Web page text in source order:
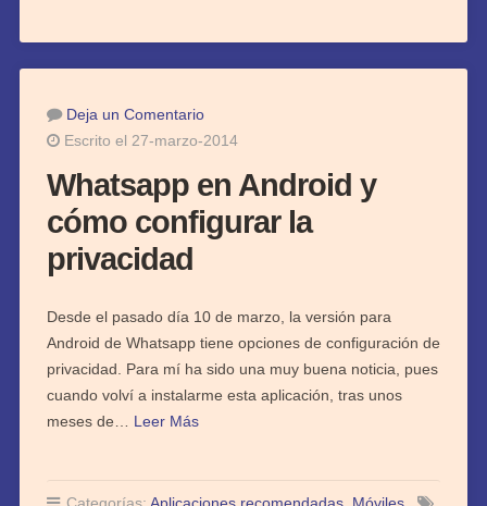
Deja un Comentario
Escrito el 27-marzo-2014
Whatsapp en Android y
cómo configurar la
privacidad
Desde el pasado día 10 de marzo, la versión para
Android de Whatsapp tiene opciones de configuración de
privacidad. Para mí ha sido una muy buena noticia, pues
cuando volví a instalarme esta aplicación, tras unos
meses de… Leer Más